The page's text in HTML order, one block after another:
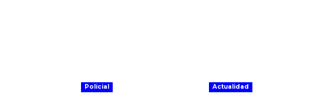
Policial Actualidad